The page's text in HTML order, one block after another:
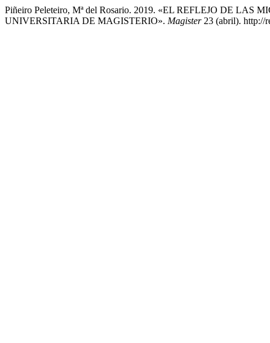
Piñeiro Peleteiro, Mª del Rosario. 2019. «EL REFLEJO DE
UNIVERSITARIA DE MAGISTERIO». Magister23 (abril). http://